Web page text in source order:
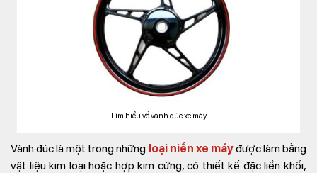
Tìm hiểu về vành đúc xe máy
Vành đúc là một trong những loại niền xe máyđược làm bằng
vật liệu kim loại hoặc hợp kim cứng, có thiết kế đặc liền khối,